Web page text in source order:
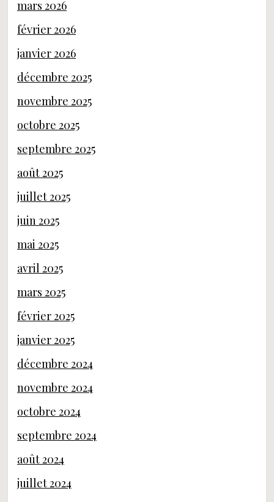
mars 2026
février 2026
janvier 2026
décembre 2025
novembre 2025
octobre 2025
septembre 2025
août 2025
juillet 2025
juin 2025
mai 2025
avril 2025
mars 2025
février 2025
janvier 2025
décembre 2024
novembre 2024
octobre 2024
septembre 2024
août 2024
juillet 2024